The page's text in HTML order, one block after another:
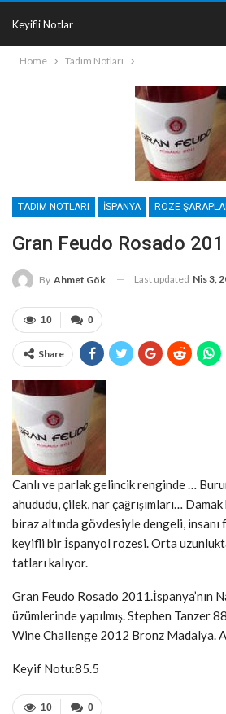
Keyifli Notlar
Home Tadım Notları
TADIM NOTLARI İSPANYA ROZE
Gran Feudo Rosado
By Ahmet Gök Last updated Nis 3,
0
10
Share
Canlı ve parlak gelincik renginde …
ahududu, çilek, nar çağrışımları…
biraz altında gövdesiyle dengeli,
keyifli bir İspanyol rozesi. Orta
tatları kalıyor.
Gran Feudo Rosado 2011.İspanya’nın
üzümlerinde yapılmış. Stephen Tanzer
Wine Challenge 2012 Bronz Madalya.
Keyif Notu:85.5
0
10